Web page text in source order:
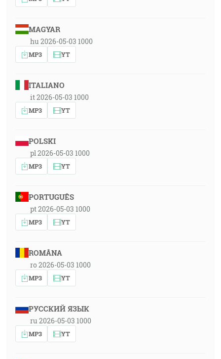
MAGYAR
hu 2026-05-03 1000
MP3 YT
ITALIANO
it 2026-05-03 1000
MP3 YT
POLSKI
pl 2026-05-03 1000
MP3 YT
PORTUGUÊS
pt 2026-05-03 1000
MP3 YT
ROMÂNA
ro 2026-05-03 1000
MP3 YT
РУССКИЙ ЯЗЫК
ru 2026-05-03 1000
MP3 YT